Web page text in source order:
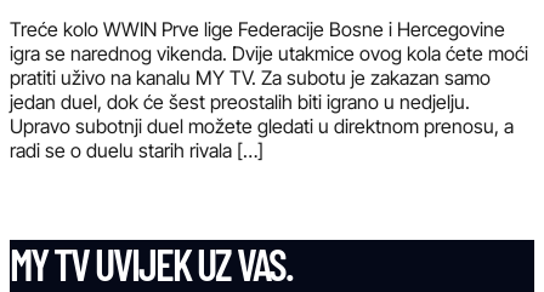
Treće kolo WWIN Prve lige Federacije Bosne i Hercegovine
igra se narednog vikenda. Dvije utakmice ovog kola ćete moći
pratiti uživo na kanalu MY TV. Za subotu je zakazan samo
jedan duel, dok će šest preostalih biti igrano u nedjelju.
Upravo subotnji duel možete gledati u direktnom prenosu, a
radi se o duelu starih rivala […]
MY TV UVIJEK UZ VAS.